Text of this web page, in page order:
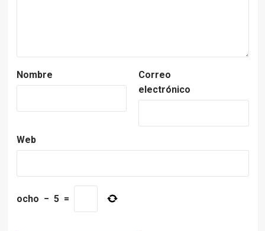
Nombre
Correo
electrónico
Web
ocho − 5 =